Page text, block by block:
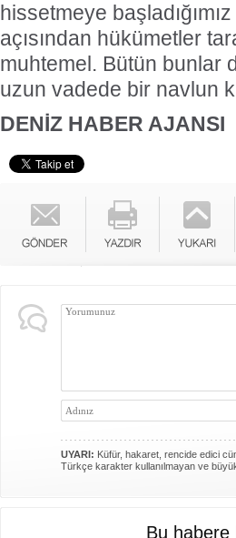
hissetmeye
açısından hükümetler
muhtemel. Bütün bunlar
uzun vadede bir navlun
DENİZ HABER AJANSI
UYARI: Küfür, hakaret, rencide edici
Türkçe karakter kullanılmayan ve
Bu habere